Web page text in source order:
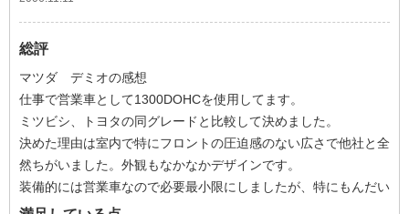
総評
マツダ デミオの感想
仕事で営業車として1300DOHCを使用してます。
ミツビシ、トヨタの同グレードと比較して決めました。
決めた理由は室内で特にフロントの圧迫感のない広さで他社と全
然ちがいました。外観もなかなかデザインです。
装備的には営業車なので必要最小限にしましたが、特にもんだい